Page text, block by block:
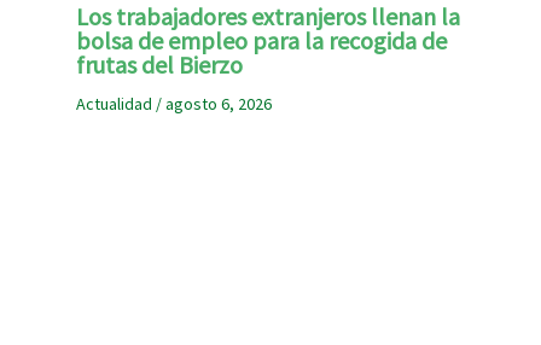
Los trabajadores extranjeros llenan la
bolsa de empleo para la recogida de
frutas del Bierzo
Actualidad /agosto 6, 2026